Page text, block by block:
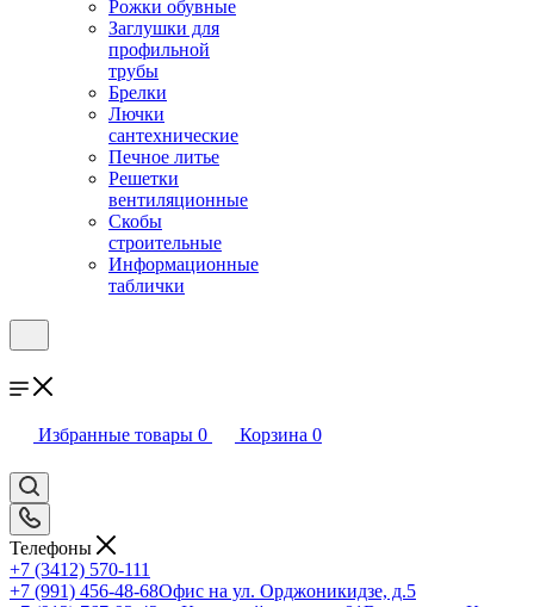
Рожки обувные
Заглушки для
профильной
трубы
Брелки
Лючки
сантехнические
Печное литье
Решетки
вентиляционные
Скобы
строительные
Информационные
таблички
Избранные товары 0 Корзина 0
Телефоны
+7 (3412) 570-111
+7 (991) 456-48-68Офис на ул. Орджоникидзе, д.5